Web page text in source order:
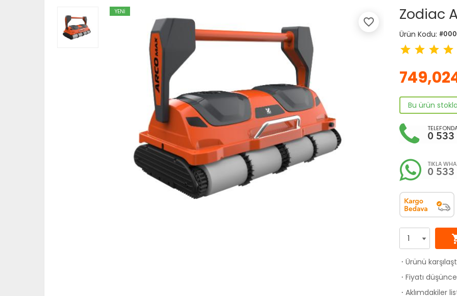
YENİ
favorite_border Zodiac
Ürün Kodu:
star star star star
Bu ürün
0 533
TIKLA
0 533
· Ürünü
· Fiyatı
· Aklımdakiler